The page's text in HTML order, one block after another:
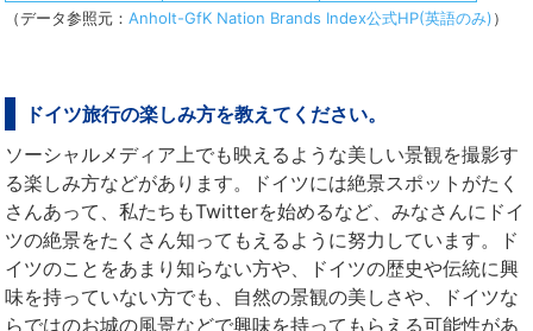
（データ参照元： Anholt-GfK Nation Brands Index公式HP(英語のみ)）
ドイツ旅行の楽しみ方を教えてください。
ソーシャルメディア上でも映えるような美しい景観を撮影す
る楽しみ方などがあります。ドイツには絶景スポットがたく
さんあって、私たちもTwitterを始めるなど、みなさんにドイ
ツの絶景をたくさん知ってもえるように努力しています。ド
イツのことをあまり知らない方や、ドイツの歴史や伝統に興
味を持っていない方でも、自然の景観の美しさや、ドイツな
らではのお城の風景などで興味を持ってもらえる可能性があ